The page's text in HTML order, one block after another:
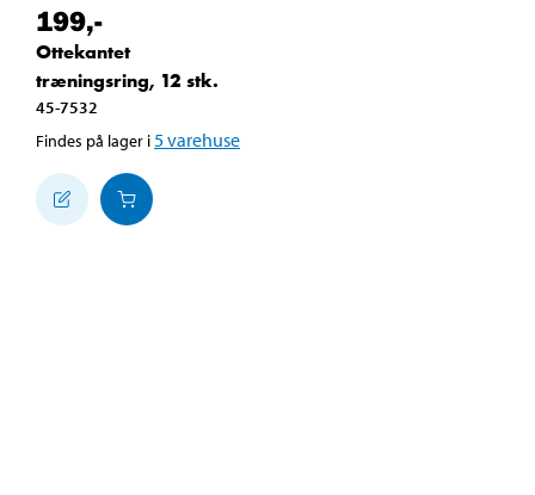
199,-
Ottekantet
træningsring, 12 stk.
45-7532
Findes på lager i 5varehuse